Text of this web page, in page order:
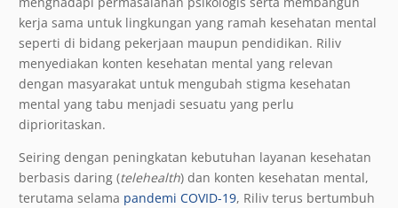
kerja sama untuk lingkungan yang ramah kesehatan mental
seperti di bidang pekerjaan maupun pendidikan. Riliv
menyediakan konten kesehatan mental yang relevan
dengan masyarakat untuk mengubah stigma kesehatan
mental yang tabu menjadi sesuatu yang perlu
diprioritaskan.
Seiring dengan peningkatan kebutuhan layanan kesehatan
berbasis daring (telehealth) dan konten kesehatan mental,
terutama selama pandemi COVID-19, Riliv terus bertumbuh